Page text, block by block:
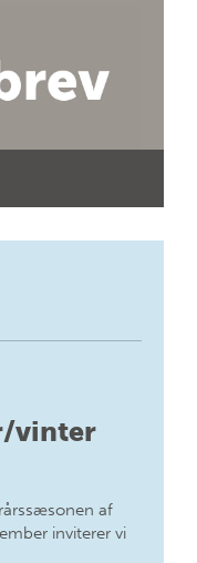
vinter
af
inviterer vi